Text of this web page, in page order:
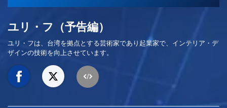
ユリ・フ（予告編）
ユリ・フは、台湾を拠点とする芸術家であり起業家で、インテリア・デ
ザインの技術を向上させています。